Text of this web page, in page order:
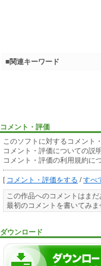
コメント・評価
このソフトに対するコメント
コメント・評価についての説
コメント・評価の利用規約に
[ コメント・評価をする /すべ
この作品へのコメントはまだ
最初のコメントを書いてみま
ダウンロード
■関連キーワード